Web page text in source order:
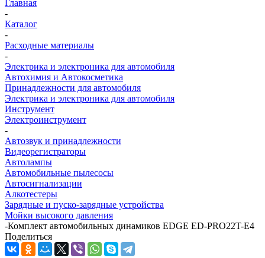
Главная
-
Каталог
-
Расходные материалы
-
Электрика и электроника для автомобиля
Автохимия и Автокосметика
Принадлежности для автомобиля
Электрика и электроника для автомобиля
Инструмент
Электроинструмент
-
Автозвук и принадлежности
Видеорегистраторы
Автолампы
Автомобильные пылесосы
Автосигнализации
Алкотестеры
Зарядные и пуско-зарядные устройства
Мойки высокого давления
-Комплект автомобильных динамиков EDGE ED-PRO22T-E4
Поделиться